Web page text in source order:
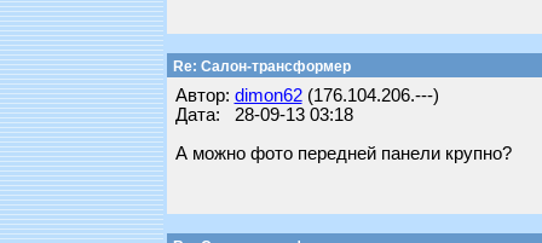
Re: Салон-трансформер
Автор: dimon62(176.104.206.---)
Дата: 28-09-13 03:18
А можно фото передней панели крупно?